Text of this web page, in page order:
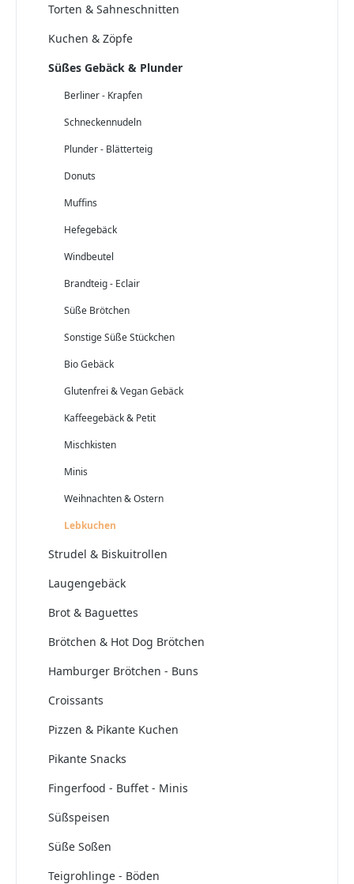
Torten & Sahneschnitten
Kuchen & Zöpfe
Süßes Gebäck & Plunder
Berliner - Krapfen
Schneckennudeln
Plunder - Blätterteig
Donuts
Muffins
Hefegebäck
Windbeutel
Brandteig - Eclair
Süße Brötchen
Sonstige Süße Stückchen
Bio Gebäck
Glutenfrei & Vegan Gebäck
Kaffeegebäck & Petit
Mischkisten
Minis
Weihnachten & Ostern
Lebkuchen
Strudel & Biskuitrollen
Laugengebäck
Brot & Baguettes
Brötchen & Hot Dog Brötchen
Hamburger Brötchen - Buns
Croissants
Pizzen & Pikante Kuchen
Pikante Snacks
Fingerfood - Buffet - Minis
Süßspeisen
Süße Soßen
Teigrohlinge - Böden